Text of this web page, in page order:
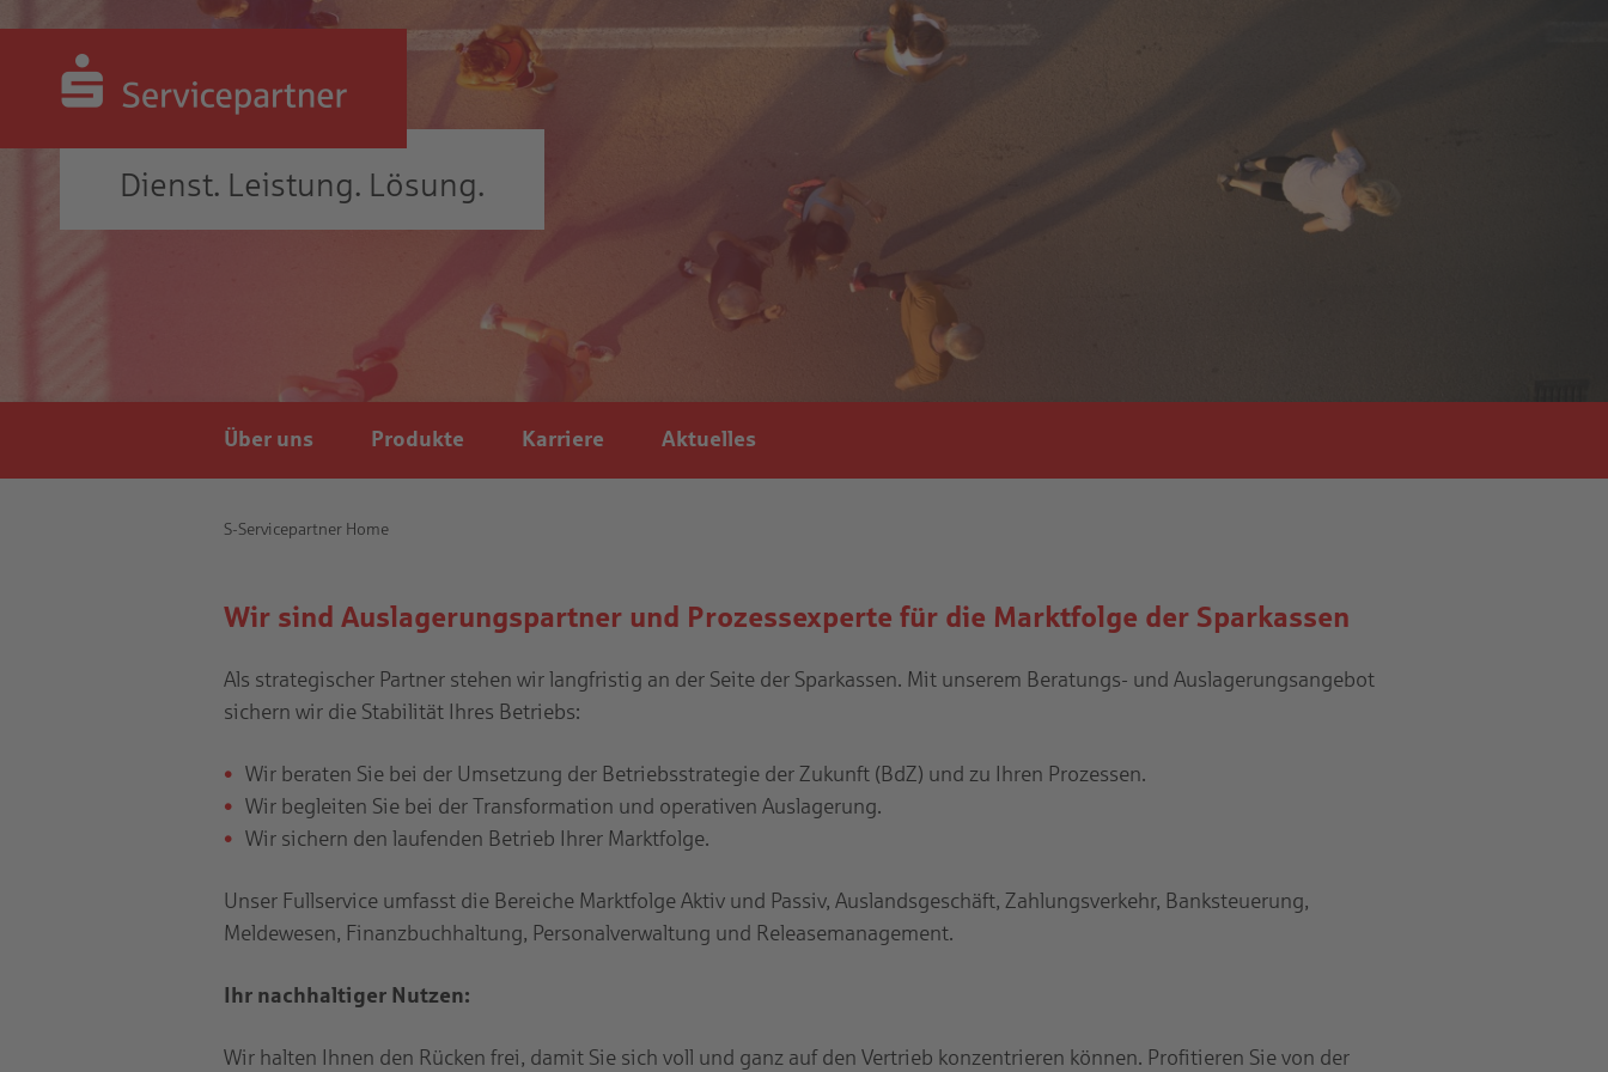
Dienst. Leistung. Lösung.
Über uns Produkte Karriere Aktuelles
Brotkrumen-
S-Servicepartner Home
Wir sind Auslagerungspartner und Prozessexperte für die Marktfolge der Sparkassen
Als strategischer Partner stehen wir langfristig an der Seite der Sparkassen. Mit unserem Beratungs- und Auslagerungsangebot
sichern wir die Stabilität Ihres Betriebs:
Wir beraten Sie bei der Umsetzung der Betriebsstrategie der Zukunft (BdZ) und zu Ihren Prozessen.
Wir begleiten Sie bei der Transformation und operativen Auslagerung.
Wir sichern den laufenden Betrieb Ihrer Marktfolge.
Unser Fullservice umfasst die Bereiche Marktfolge Aktiv und Passiv, Auslandsgeschäft, Zahlungsverkehr, Banksteuerung,
Meldewesen, Finanzbuchhaltung, Personalverwaltung und Releasemanagement.
Ihr nachhaltiger Nutzen:
Wir halten Ihnen den Rücken frei, damit Sie sich voll und ganz auf den Vertrieb konzentrieren können. Profitieren Sie von der